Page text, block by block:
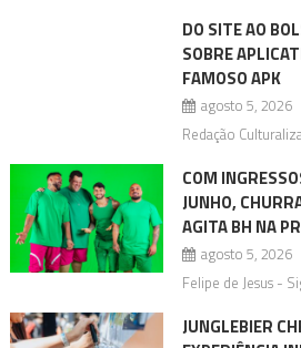
DO SITE AO
SOBRE
FAMOSO APK
agosto 5, 2026
Redação
COM
JUNHO,
AGITA BH NA
agosto 5, 2026
Felipe de Jesus -
JUNGLEBIER